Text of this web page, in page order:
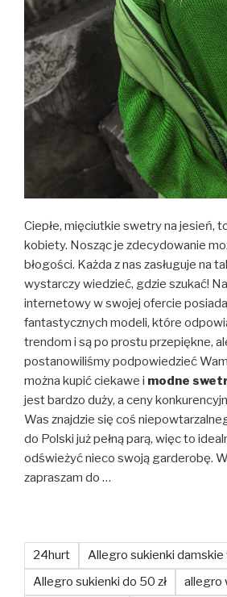
Ciepłe, mięciutkie swetry na jesień,
kobiety. Nosząc je zdecydowanie
błogości. Każda z nas zasługuje na
wystarczy wiedzieć, gdzie szukać!
internetowy w swojej ofercie
fantastycznych modeli, które
trendom i są po prostu przepiękne,
postanowiliśmy podpowiedzieć
można kupić ciekawe i modne
jest bardzo duży, a ceny
Was znajdzie się coś
do Polski już pełną parą, więc to
odświeżyć nieco swoją garderobę.
zapraszam do …
24hurt
Allegro sukienki
Allegro sukienki do 50 zł
allegro